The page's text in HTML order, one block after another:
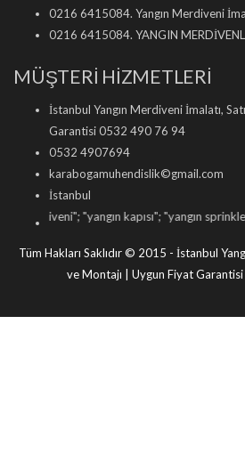
0216 6415084. Yangın Merdiveni
0216 6415084. YANGIN
MÜŞTERİ HİZMETLERİ
İstanbul Yangın Merdiveni İmalatı,
Garantisi 0532 490 76 94
0532 4907694
karabogamuhendislik©gmail.com
İstanbul
yangın kapısı"; "yangın sprinkler sistemi"; "
Tüm Hakları Saklıdır © 2015 - İstanbul
ve Montajı | Uygun Fiyat